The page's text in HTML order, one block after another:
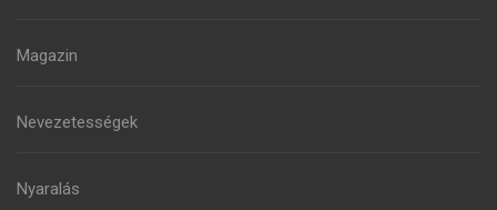
Magazin
Nevezetességek
Nyaralás